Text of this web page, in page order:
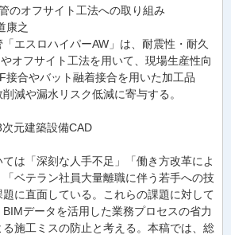
のオフサイト工法への取り組み
康之
エスロハイパーAW」は、耐震性・耐久
オフサイト工法を用いて、現場生産性向
接合やバット融着接合を用いた加工品
減や漏水リスク低減に寄与する。
元建築設備CAD
は「深刻な人手不足」「働き方改革によ
ベテラン社員大量離職に伴う若手への技
に直面している。これらの課題に対して
データを活用した業務プロセスの省力
施工ミスの防止と考える。本稿では、総